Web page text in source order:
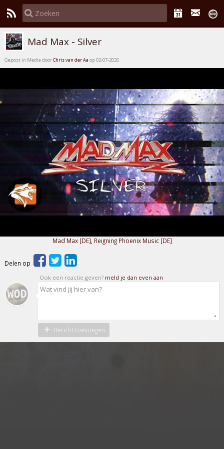
Mad Max - Silver
Gepost in Media doorChris van der Aa op 02-07-2026
Mad Max [DE] Reigning Phoenix Music [DE]
Delen op
Ook een reactie geven? meld je dan even aan
Bericht toevoegen